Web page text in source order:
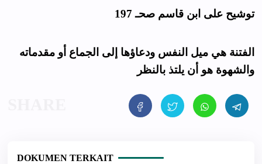
توشيح على ابن قاسم صحـ 197
الفتنة هي ميل النفس ودعاؤها إلى الجماع أو مقدماته
والشهوة هو أن يلتذ بالنظر
DOKUMEN TERKAIT